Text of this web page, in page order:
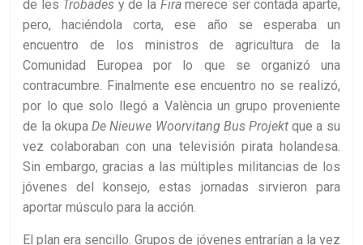
de les Trobades y de la Firamerece ser contada aparte,
pero, haciéndola corta, ese año se esperaba un
encuentro de los ministros de agricultura de la
Comunidad Europea por lo que se organizó una
contracumbre. Finalmente ese encuentro no se realizó,
por lo que solo llegó a València un grupo proveniente
de la okupaDe Nieuwe Woorvitang Bus Projektque a su
vez colaboraban con una televisión pirata holandesa.
Sin embargo, gracias a las múltiples militancias de los
jóvenes del konsejo, estas jornadas sirvieron para
aportar músculo para la acción.
El plan era sencillo. Grupos de jóvenes entrarían a la vez